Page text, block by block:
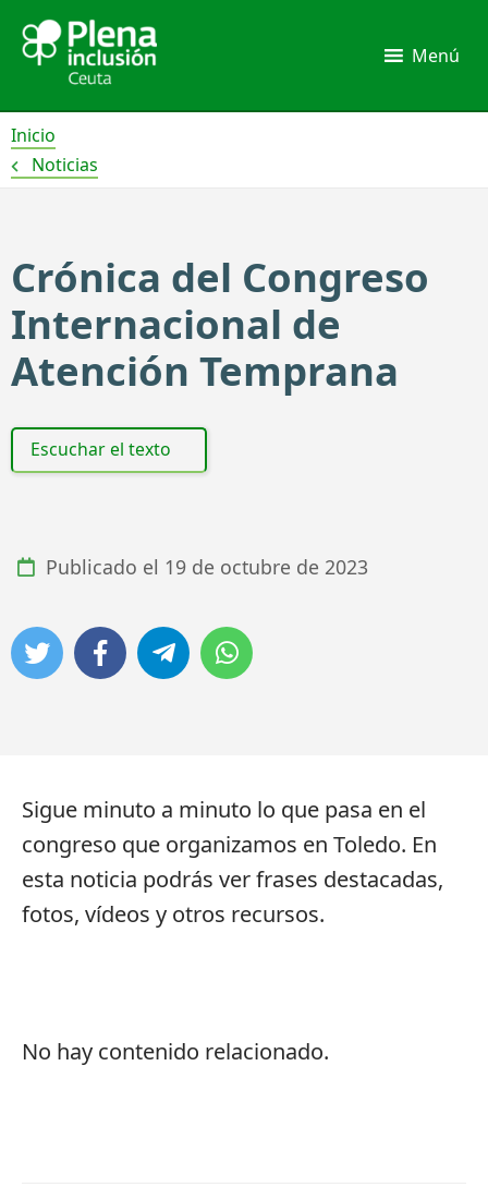
contenido
Menú
Inicio
Noticias
Crónica del Congreso
Internacional de
Atención Temprana
Escuchar el texto
Publicado el 19 de octubre de 2023
Sigue minuto a minuto lo que pasa en el
congreso que organizamos en Toledo. En
esta noticia podrás ver frases destacadas,
fotos, vídeos y otros recursos.
No hay contenido relacionado.